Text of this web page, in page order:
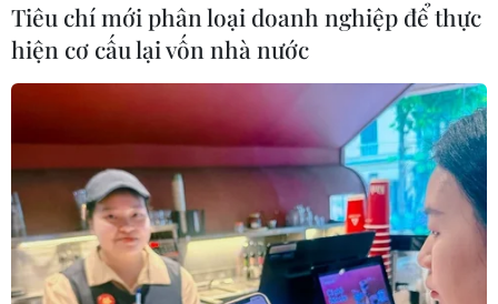
ASC 2026: Tiếp lửa đam mê khoa học
cho thế hệ trẻ Việt Nam
Ngành Trí tuệ Nhân tạo của Trung
Quốc vượt mốc 1.200 tỷ NDT trong
Tiêu chí mới phân loại doanh nghiệp để thực
hiện cơ cấu lại vốn nhà nước